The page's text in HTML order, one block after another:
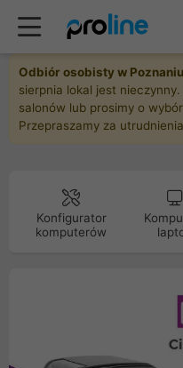
Odbiór osobisty w
sierpnia lokal jest
salonów lub prosimy o
Przepraszamy za
Konfigurator
komputerów